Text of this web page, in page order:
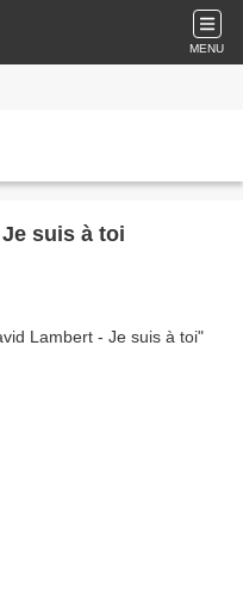
MENU
suis à toi